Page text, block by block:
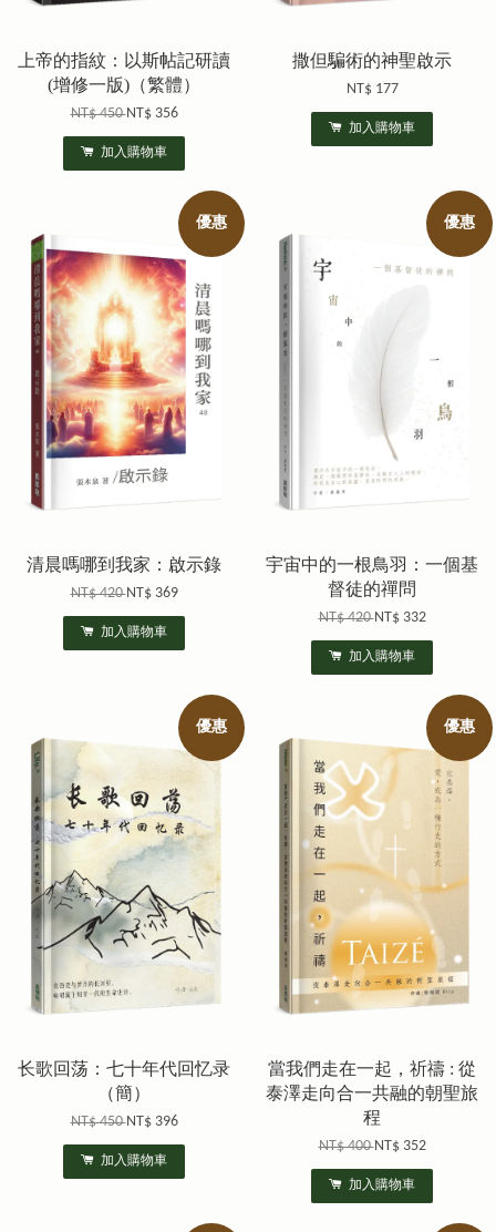
上帝的指紋：以斯帖記研讀
(增修一版)（繁體）
NT$ 450NT$ 356
加入購物車
撒但騙術的神聖啟示
NT$ 177
加入購物車
優惠
清晨嗎哪到我家：啟示錄
NT$ 420NT$ 369
加入購物車
優惠
宇宙中的一根鳥羽：一個基
督徒的禪問
NT$ 420NT$ 332
加入購物車
優惠
长歌回荡：七十年代回忆录
（簡）
NT$ 450NT$ 396
加入購物車
優惠
當我們走在一起，祈禱 : 從
泰澤走向合一共融的朝聖旅
程
NT$ 400NT$ 352
加入購物車